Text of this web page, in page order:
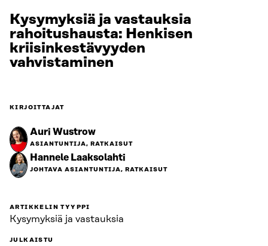
Kysymyksiä ja vastauksia
rahoitushausta: Henkisen
kriisinkestävyyden
vahvistaminen
KIRJOITTAJAT
Auri Wustrow
ASIANTUNTIJA, RATKAISUT
Hannele Laaksolahti
JOHTAVA ASIANTUNTIJA, RATKAISUT
ARTIKKELIN TYYPPI
Kysymyksiä ja vastauksia
JULKAISTU